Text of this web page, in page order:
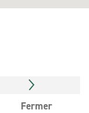
Fermer